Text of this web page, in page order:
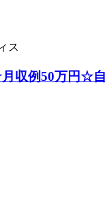
ス
収例50万円☆